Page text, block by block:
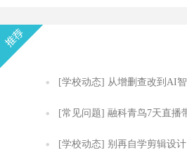
[学校动态] 从增删查改到AI
模型开发者的API跃迁之路
[常见问题] 融科青鸟7天直播
定从选品到直播及数据复盘
[学校动态] 别再自学剪辑设